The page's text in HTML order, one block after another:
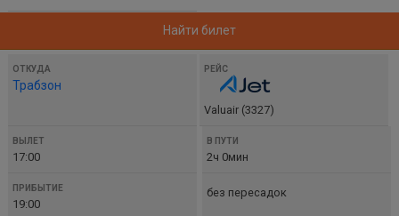
Найти билет
Трабзон
Valuair (3327)
17:00 2ч 0мин
19:00
без пересадок